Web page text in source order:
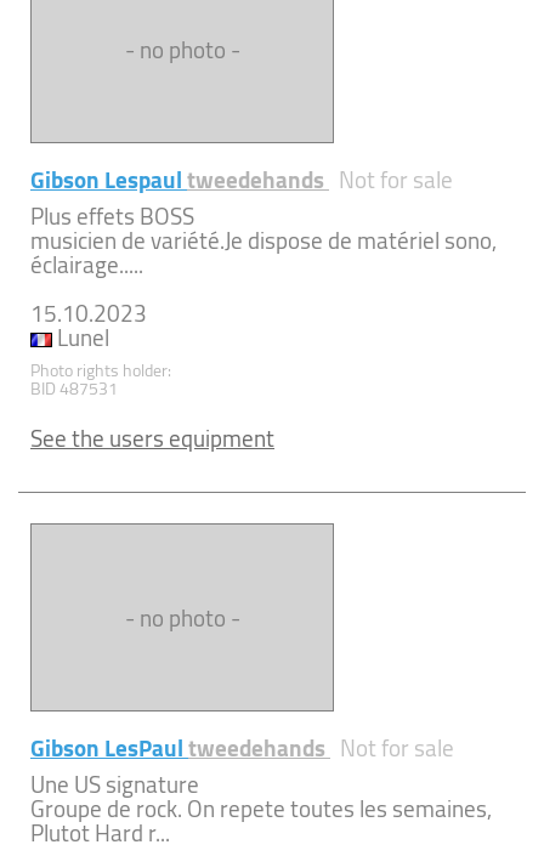
- no photo -
Gibson Lespaultweedehands Not for sale
Plus effets BOSS
musicien de variété.Je dispose de matériel sono,
éclairage.....
15.10.2023
Lunel
Photo rights holder:
BID 487531
See the users equipment
- no photo -
Gibson LesPaultweedehands Not for sale
Une US signature
Groupe de rock. On repete toutes les semaines,
Plutot Hard r...